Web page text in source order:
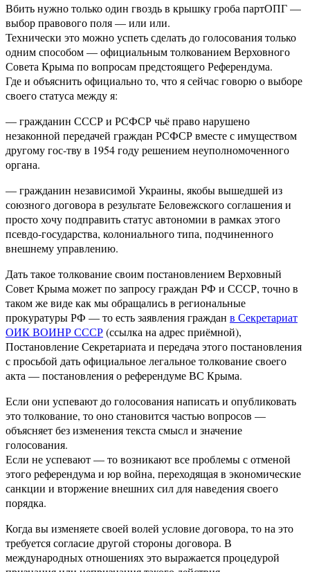
Вбить нужно только один гвоздь в крышку гроба партОПГ —
выбор правового поля — или или.
Технически это можно успеть сделать до голосования только
одним способом — официальным толкованием Верховного
Совета Крыма по вопросам предстоящего Референдума.
Где и объяснить официально то, что я сейчас говорю о выборе
своего статуса между я:
— гражданин СССР и РСФСР чьё право нарушено
незаконной передачей граждан РСФСР вместе с имуществом
другому гос-тву в 1954 году решением неуполномоченного
органа.
— гражданин независимой Украины, якобы вышедшей из
союзного договора в результате Беловежского соглашения и
просто хочу подправить статус автономии в рамках этого
псевдо-государства, колониального типа, подчиненного
внешнему управлению.
Дать такое толкование своим постановлением Верховный
Совет Крыма может по запросу граждан РФ и СССР, точно в
таком же виде как мы обращались в региональные
прокуратуры РФ — то есть заявления граждан в Секретариат
ОИК ВОИНР СССР(ссылка на адрес приёмной),
Постановление Секретариата и передача этого постановления
с просьбой дать официальное легальное толкование своего
акта — постановления о референдуме ВС Крыма.
Если они успевают до голосования написать и опубликовать
это толкование, то оно становится частью вопросов —
объясняет без изменения текста смысл и значение
голосования.
Если не успевают — то возникают все проблемы с отменой
этого референдума и юр война, переходящая в экономические
санкции и вторжение внешних сил для наведения своего
порядка.
Когда вы изменяете своей волей условие договора, то на это
требуется согласие другой стороны договора. В
международных отношениях это выражается процедурой